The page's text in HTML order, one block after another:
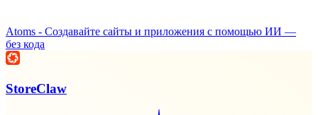
Atoms - Создавайте сайты и приложения с помощью ИИ —
без кода
StoreClaw